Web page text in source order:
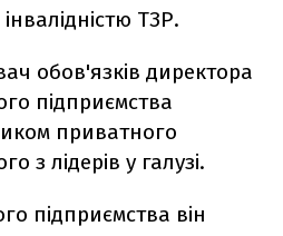
ТЗР.
обов'язків директора
підприємства
приватного
з лідерів у галузі.
підприємства він